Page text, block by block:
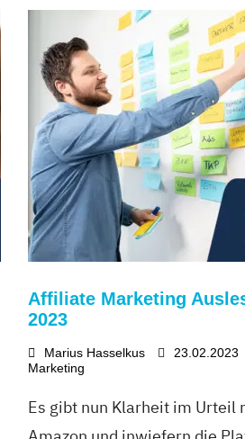
Affiliate Marketing
2023
Marius Hasselkus 23.02.2023
Marketing
Es gibt nun Klarheit im Urteil